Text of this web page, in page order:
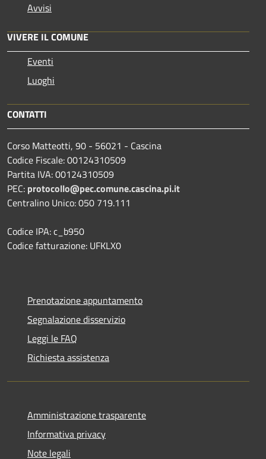
Avvisi
VIVERE IL COMUNE
Eventi
Luoghi
CONTATTI
Corso Matteotti, 90 - 56021 - Cascina
Codice Fiscale: 00124310509
Partita IVA: 00124310509
PEC: protocollo@pec.comune.cascina.pi.it
Centralino Unico: 050 719.111
Codice IPA: c_b950
Codice fatturazione: UFKLX0
Prenotazione appuntamento
Segnalazione disservizio
Leggi le FAQ
Richiesta assistenza
Amministrazione trasparente
Informativa privacy
Note legali